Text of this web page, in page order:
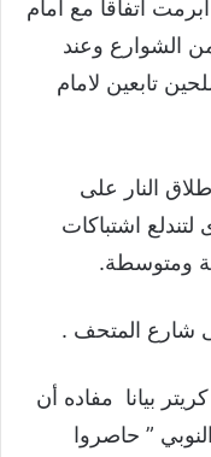
اتفاقا مع امام
الشوارع وعند
الامنية وجدوا ٣ مسلحين تابعين لامام
النار على
لتندلع اشتباكات
ومتوسطة.
شارع المتحف .
بيانا مفاده أن
” حاصروا